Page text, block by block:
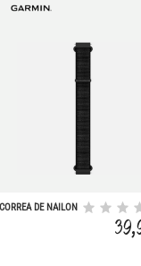
CORREA DE NAILON